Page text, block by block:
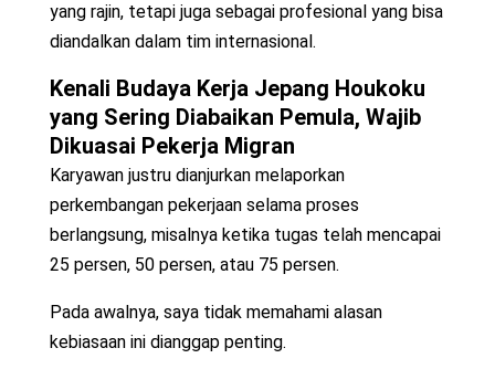
yang rajin, tetapi juga sebagai profesional yang bisa
diandalkan dalam tim internasional.
Kenali Budaya Kerja Jepang Houkoku
yang Sering Diabaikan Pemula, Wajib
Dikuasai Pekerja Migran
Karyawan justru dianjurkan melaporkan
perkembangan pekerjaan selama proses
berlangsung, misalnya ketika tugas telah mencapai
25 persen, 50 persen, atau 75 persen.
Pada awalnya, saya tidak memahami alasan
kebiasaan ini dianggap penting.